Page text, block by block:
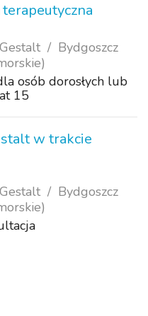
Bydgoszcz
osób dorosłych lub
15
w trakcie
Bydgoszcz